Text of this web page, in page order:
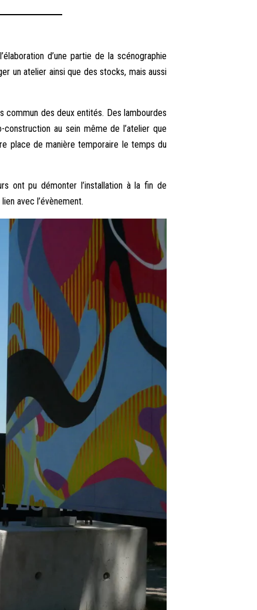
d’une partie de la scénographie
un atelier ainsi que des stocks, mais aussi
commun des deux entités. Des lambourdes
au sein même de l’atelier que
place de manière temporaire le temps du
ont pu démonter l’installation à la fin de
avec l’évènement.